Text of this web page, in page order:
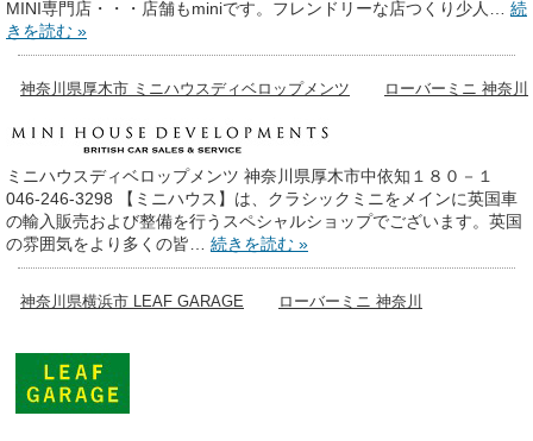
MINI専門店・・・店舗もminiです。フレンドリーな店つくり少人… 続
きを読む »
神奈川県厚木市 ミニハウスディベロップメンツ ローバーミニ 神奈川
ミニハウスディベロップメンツ 神奈川県厚木市中依知１８０－１
046-246-3298 【ミニハウス】は、クラシックミニをメインに英国車
の輸入販売および整備を行うスペシャルショップでございます。英国
の雰囲気をより多くの皆… 続きを読む »
神奈川県横浜市 LEAF GARAGE ローバーミニ 神奈川